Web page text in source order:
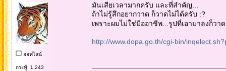
ออฟไลน์
กระทู้: 1,243
มันเสียเวลามากครับ และที่สำคัญ...
ถ้าไม่รู้สึกอยากวาด ก็วาดไม่ได้ครับ :?
เพราะผมไม่ใช่มืออาชีพ...รูปที่เอามาลงก็ว
http://www.dopa.go.th/cgi-bin/